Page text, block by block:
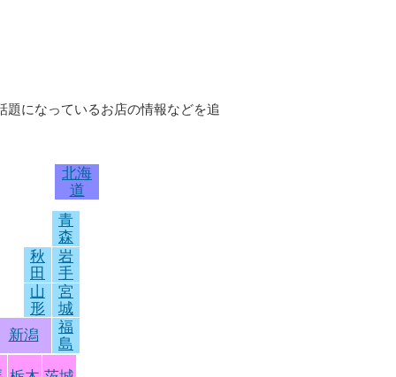
題になっているお店の情報などを追
北海
道
青
森
秋
田
岩
手
山
形
宮
城
新潟
福
島